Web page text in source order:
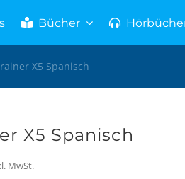
Bücher
X5 Spanisch
X5 Spanisch
MwSt.